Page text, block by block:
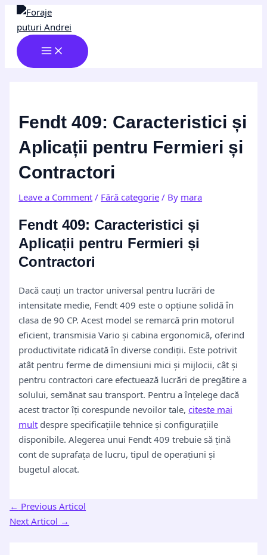
Skip
content
MENU
Fendt 409: Caracteristici și
Aplicații pentru Fermieri și
Contractori
Leave a Comment / Fără categorie / By mara
Fendt 409: Caracteristici și
Aplicații pentru Fermieri și
Contractori
Dacă cauți un tractor universal pentru lucrări de
intensitate medie, Fendt 409 este o opțiune solidă în
clasa de 90 CP. Acest model se remarcă prin motorul
eficient, transmisia Vario și cabina ergonomică, oferind
productivitate ridicată în diverse condiții. Este potrivit
atât pentru ferme de dimensiuni mici și mijlocii, cât și
pentru contractori care efectuează lucrări de pregătire a
solului, semănat sau transport. Pentru a înțelege dacă
acest tractor îți corespunde nevoilor tale,citeste mai
mult despre specificațiile tehnice și configurațiile
disponibile. Alegerea unui Fendt 409 trebuie să țină
cont de suprafața de lucru, tipul de operațiuni și
bugetul alocat.
Post
navigation
← Previous Articol
Next Articol →
Type
here..
Name*
Email*
Website